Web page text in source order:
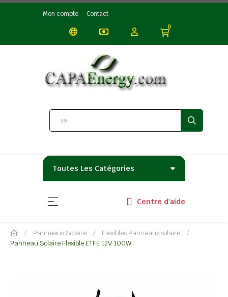
Mon compte Contact
0
Toutes Les Catégories
Basculer la navigation
☰ Centre d'aide
Panneaux Solaire
Flexibles Panneaux solaire
Panneau Solaire Flexible ETFE 12V 100W